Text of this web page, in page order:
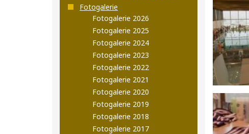
Fotogalerie
Fotogalerie 2026
Fotogalerie 2025
Fotogalerie 2024
Fotogalerie 2023
Fotogalerie 2022
Fotogalerie 2021
Fotogalerie 2020
Fotogalerie 2019
Fotogalerie 2018
Fotogalerie 2017